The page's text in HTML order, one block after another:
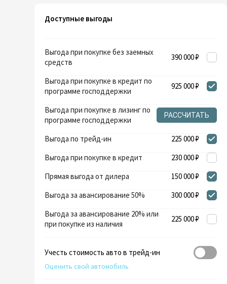
Доступные выгоды
Выгода при покупке без заемных
средств
390 000 ₽
Выгода при покупке в кредит по
программе господдержки
925 000 ₽
Выгода при покупке в лизинг по
программе господдержки
РАССЧИТАТЬ
Выгода по трейд-ин
225 000 ₽
Выгода при покупке в кредит
230 000 ₽
Прямая выгода от дилера
150 000 ₽
Выгода за авансирование 50%
300 000 ₽
Выгода за авансирование 20% или
при покупке из наличия
225 000 ₽
Учесть стоимость авто в трейд-ин
Оценить свой автомобиль